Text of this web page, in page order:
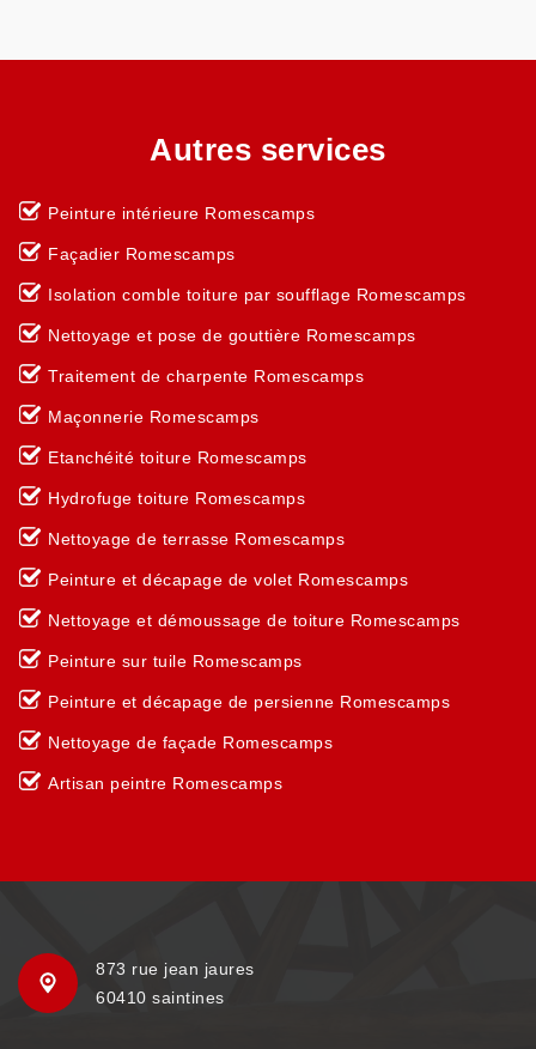
Autres services
Peinture intérieure Romescamps
Façadier Romescamps
Isolation comble toiture par soufflage Romescamps
Nettoyage et pose de gouttière Romescamps
Traitement de charpente Romescamps
Maçonnerie Romescamps
Etanchéité toiture Romescamps
Hydrofuge toiture Romescamps
Nettoyage de terrasse Romescamps
Peinture et décapage de volet Romescamps
Nettoyage et démoussage de toiture Romescamps
Peinture sur tuile Romescamps
Peinture et décapage de persienne Romescamps
Nettoyage de façade Romescamps
Artisan peintre Romescamps
873 rue jean jaures
60410 saintines